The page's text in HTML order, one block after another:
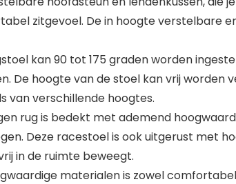
zitgevoel. De in hoogte verstelbare
kan 90 tot 175 graden worden
De hoogte van de stoel kan vrij
van verschillende hoogtes.
rug is bedekt met ademend
Deze racestoel is ook uitgerust met
in de ruimte beweegt.
materialen is zowel